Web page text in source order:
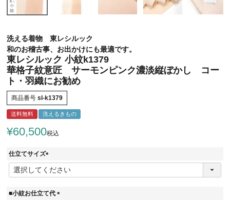
洗える着物 東レシルック
和のお稽古事、お出かけにも最適です。
東レシルック 小紋k1379
華格子紋意匠 サーモンピンク濃淡縦ぼかし コー
ト・羽織にお勧め
商品番号 sl-k1379
送料無料 洗えるきもの
¥60,500税込
仕立てサイズ
(
必
)
■小紋お仕立て代